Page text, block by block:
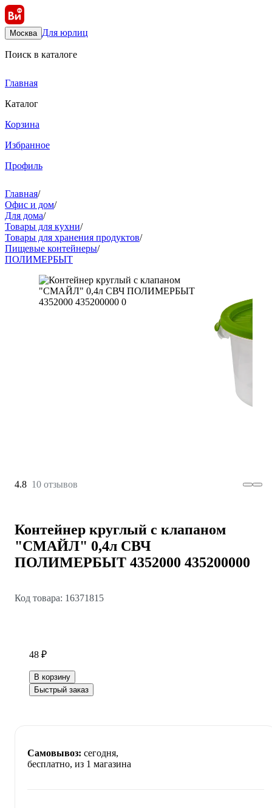
Москва Для юрлиц
Поиск в каталоге
Главная
Каталог
Корзина
Избранное
Профиль
Главная/
Офис и дом/
Для дома/
Товары для кухни/
Товары для хранения продуктов/
Пищевые контейнеры/
ПОЛИМЕРБЫТ
4.8 10 отзывов
Контейнер круглый с клапаном
"СМАЙЛ" 0,4л СВЧ
ПОЛИМЕРБЫТ 4352000 435200000
Код товара: 16371815
48 ₽
В корзину
Быстрый заказ
Самовывоз: сегодня,
бесплатно, из 1 магазина